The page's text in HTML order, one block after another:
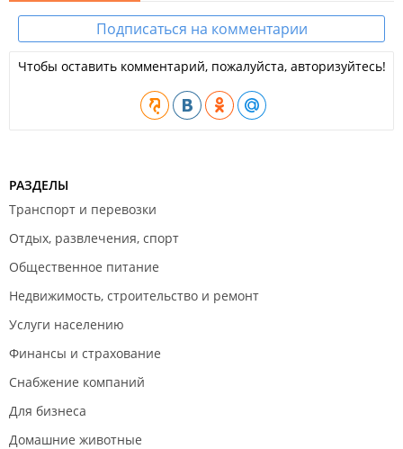
Подписаться на комментарии
Чтобы оставить комментарий, пожалуйста, авторизуйтесь!
РАЗДЕЛЫ
Транспорт и перевозки
Отдых, развлечения, спорт
Общественное питание
Недвижимость, строительство и ремонт
Услуги населению
Финансы и страхование
Снабжение компаний
Для бизнеса
Домашние животные